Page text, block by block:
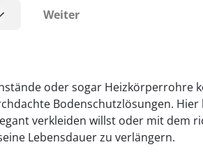
Weiter
oder sogar Heizkörperrohre
Bodenschutzlösungen.
verkleiden willst oder mit dem
Lebensdauer zu verlängern.